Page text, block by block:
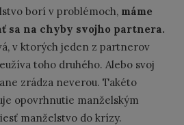
borí v problémoch, máme
sa na chyby svojho partnera.
v ktorých jeden z partnerov
toho druhého. Alebo svoj
zrádza neverou. Takéto
opovrhnutie manželským
manželstvo do krízy.